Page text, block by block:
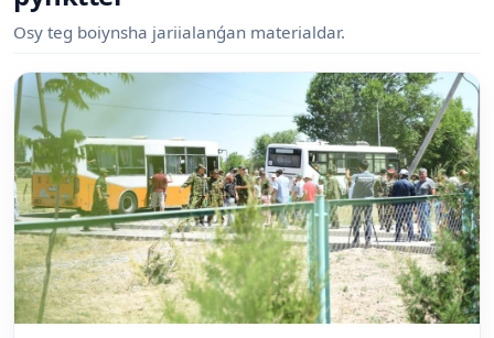
Osy teg boiynsha jariialanǵan materialdar.